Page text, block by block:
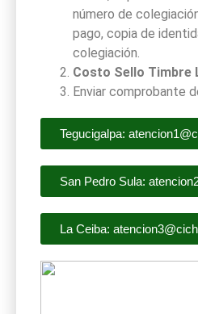
número de
pago, copia de
colegiación.
Costo Sello Timbre
Enviar comprobante
Tegucigalpa:
San Pedro Sula:
La Ceiba: